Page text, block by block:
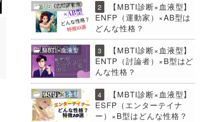
MBTI×血液型 2
【MBTI診断×血液型】
ENFP（運動家）×AB型は
どんな性格？
MBTI×血液型 3
【MBTI診断×血液型】
ENTP（討論者）×B型はど
んな性格？
MBTI×血液型 4
【MBTI診断×血液型】
ESFP（エンターテイナ
ー）×B型はどんな性格？